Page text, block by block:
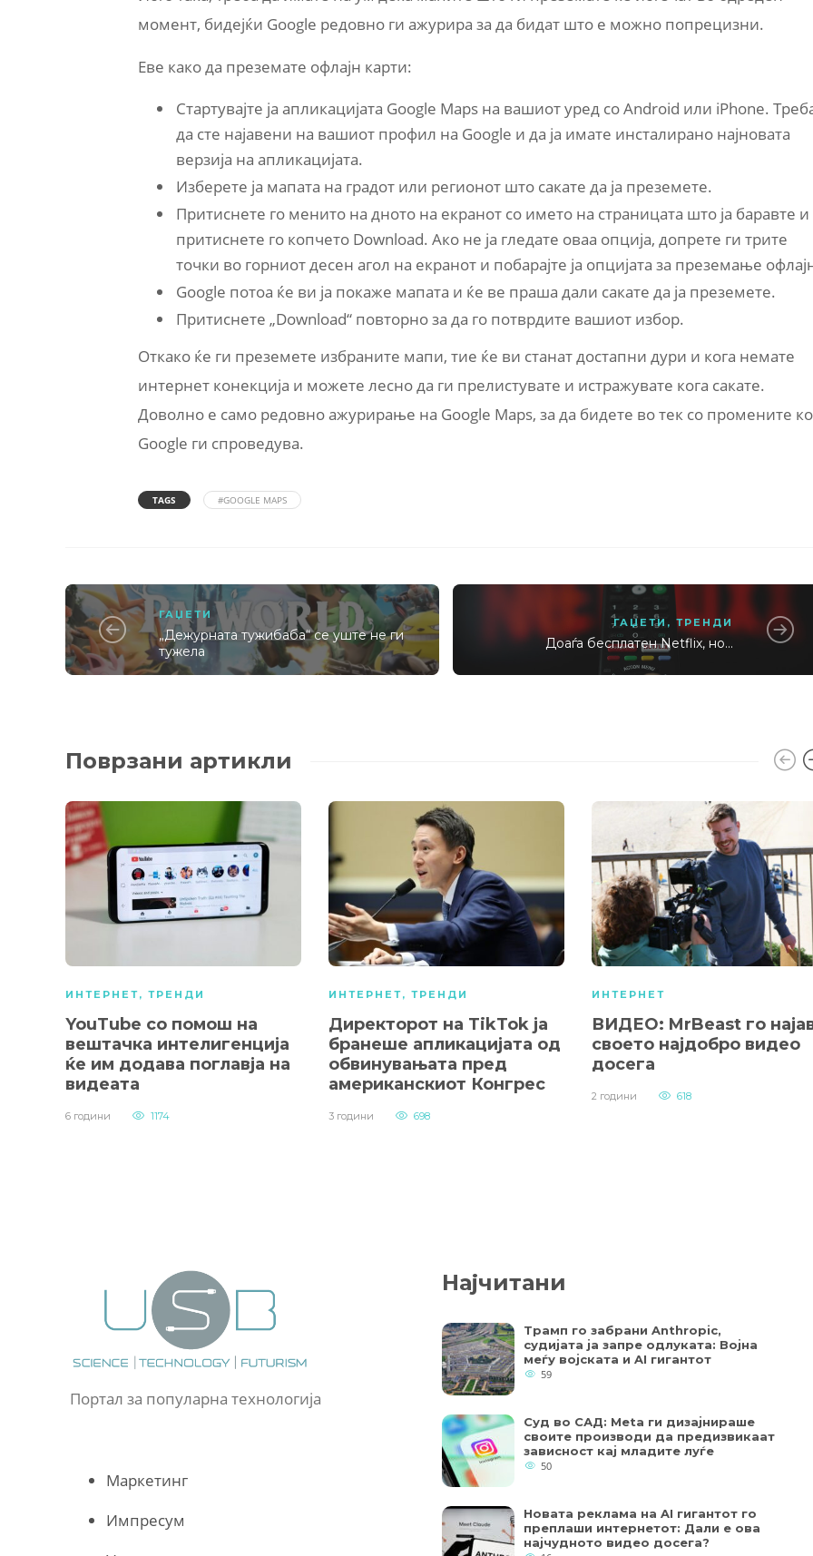
момент, бидејќи Google редовно ги ажурира за да бидат што е можно попрецизни.
Еве како да преземате офлајн карти:
Стартувајте ја апликацијата Google Maps на вашиот уред со Android или iPhone.
да сте најавени на вашиот профил на Google и да ја имате инсталирано најновата
верзија на апликацијата.
Изберете ја мапата на градот или регионот што сакате да ја преземете.
Притиснете го менито на дното на екранот со името на страницата што ја баравте и
притиснете го копчето Download. Ако не ја гледате оваа опција, допрете ги трите
точки во горниот десен агол на екранот и побарајте ја опцијата за преземање
Google потоа ќе ви ја покаже мапата и ќе ве праша дали сакате да ја преземете.
Притиснете „Download“ повторно за да го потврдите вашиот избор.
Откако ќе ги преземете избраните мапи, тие ќе ви станат достапни дури и кога немате
интернет конекција и можете лесно да ги прелистувате и истражувате кога сакате.
Доволно е само редовно ажурирање на Google Maps, за да бидете во тек со промените
Google ги спроведува.
TAGS #GOOGLE MAPS
ГАЏЕТИ
„Дежурната тужибаба“ се уште не ги
тужела
ГАЏЕТИ ,ТРЕНДИ
Доаѓа бесплатен Netflix, но...
Поврзани артикли
ИНТЕРНЕТ, ТРЕНДИ
YouTube со помош на
вештачка интелигенција
ќе им додава поглавја на
видеата
6 години 1174
ИНТЕРНЕТ, ТРЕНДИ
Директорот на TikTok ја
бранеше апликацијата од
обвинувањата пред
американскиот Конгрес
3 години 698
ИНТЕРНЕТ
ВИДЕО: MrBeast го
своето најдобро видео
досега
2 години 618
Портал за популарна технологија
Маркетинг
Импресум
Најчитани
Трамп го забрани Anthropic,
судијата ја запре одлуката: Војна
меѓу војската и AI гигантот
59
Суд во САД: Meta ги дизајнираше
своите производи да предизвикаат
зависност кај младите луѓе
50
Новата реклама на AI гигантот го
преплаши интернетот: Дали е ова
најчудното видео досега?